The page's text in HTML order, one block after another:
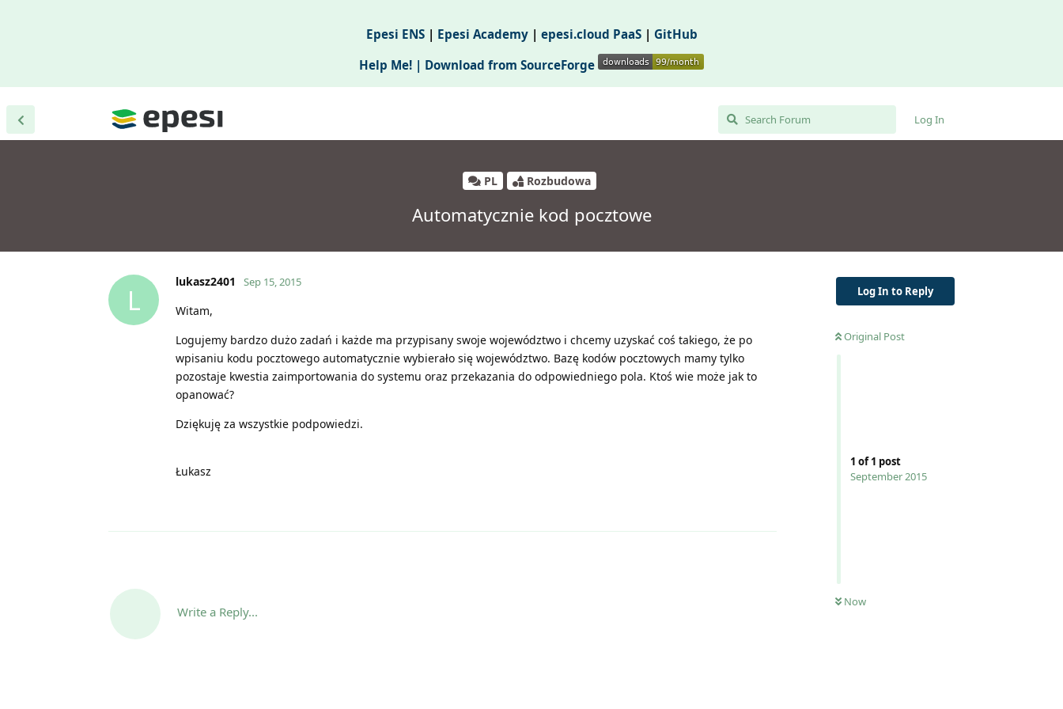
Epesi ENS| Epesi Academy| epesi.cloud PaaS| GitHub
Help Me! | Download from SourceForge
Log In
PL Rozbudowa
Automatycznie kod pocztowe
Log In to Reply
Original Post
1 of1 post
September 2015
Now
L
lukasz2401 Sep 15, 2015
Witam,
Logujemy bardzo dużo zadań i każde ma przypisany swoje województwo i chcemy uzyskać coś takiego, że po
wpisaniu kodu pocztowego automatycznie wybierało się województwo. Bazę kodów pocztowych mamy tylko
pozostaje kwestia zaimportowania do systemu oraz przekazania do odpowiedniego pola. Ktoś wie może jak to
opanować?
Dziękuję za wszystkie podpowiedzi.
Łukasz
Write a Reply...